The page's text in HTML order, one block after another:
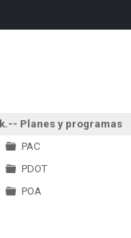
k.-- Planes y programas
PAC
PDOT
POA